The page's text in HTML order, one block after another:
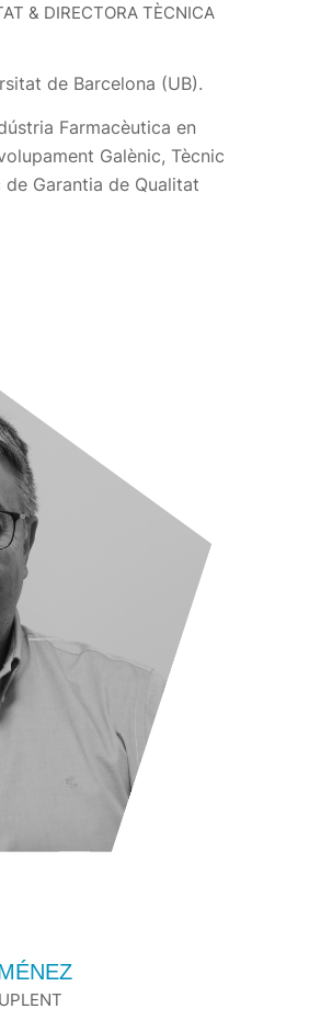
& DIRECTORA TÈCNICA
de Barcelona (UB).
Farmacèutica en
Galènic, Tècnic
Garantia de Qualitat